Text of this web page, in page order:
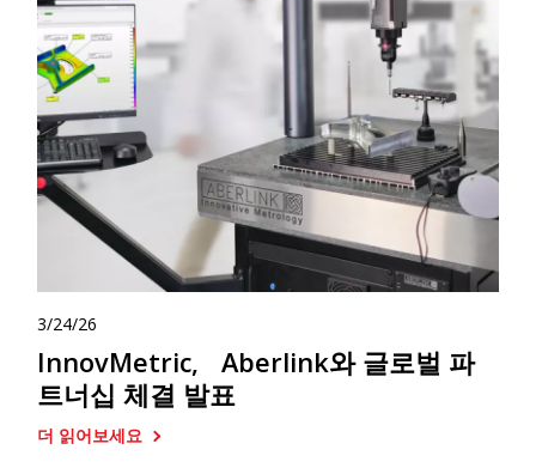
3/24/26
InnovMetric, Aberlink와 글로벌 파
트너십 체결 발표
더 읽어보세요